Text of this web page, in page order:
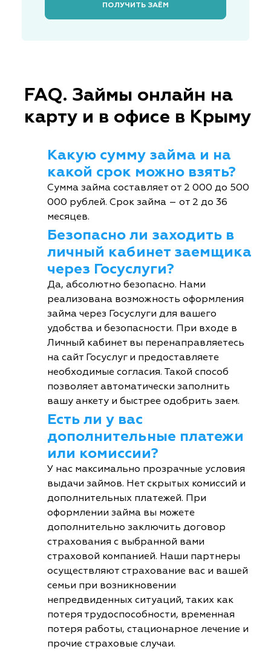
ПОЛУЧИТЬ ЗАЁМ
FAQ. Займы онлайн на
карту и в офисе в Крыму
Какую сумму займа и на
какой срок можно взять?
Сумма займа составляет от 2 000 до 500
000 рублей. Срок займа – от 2 до 36
месяцев.
Безопасно ли заходить в
личный кабинет заемщика
через Госуслуги?
Да, абсолютно безопасно. Нами
реализована возможность оформления
займа через Госуслуги для вашего
удобства и безопасности. При входе в
Личный кабинет вы перенаправляетесь
на сайт Госуслуг и предоставляете
необходимые согласия. Такой способ
позволяет автоматически заполнить
вашу анкету и быстрее одобрить заем.
Есть ли у вас
дополнительные платежи
или комиссии?
У нас максимально прозрачные условия
выдачи займов. Нет скрытых комиссий и
дополнительных платежей. При
оформлении займа вы можете
дополнительно заключить договор
страхования с выбранной вами
страховой компанией. Наши партнеры
осуществляют страхование вас и вашей
семьи при возникновении
непредвиденных ситуаций, таких как
потеря трудоспособности, временная
потеря работы, стационарное лечение и
прочие страховые случаи.